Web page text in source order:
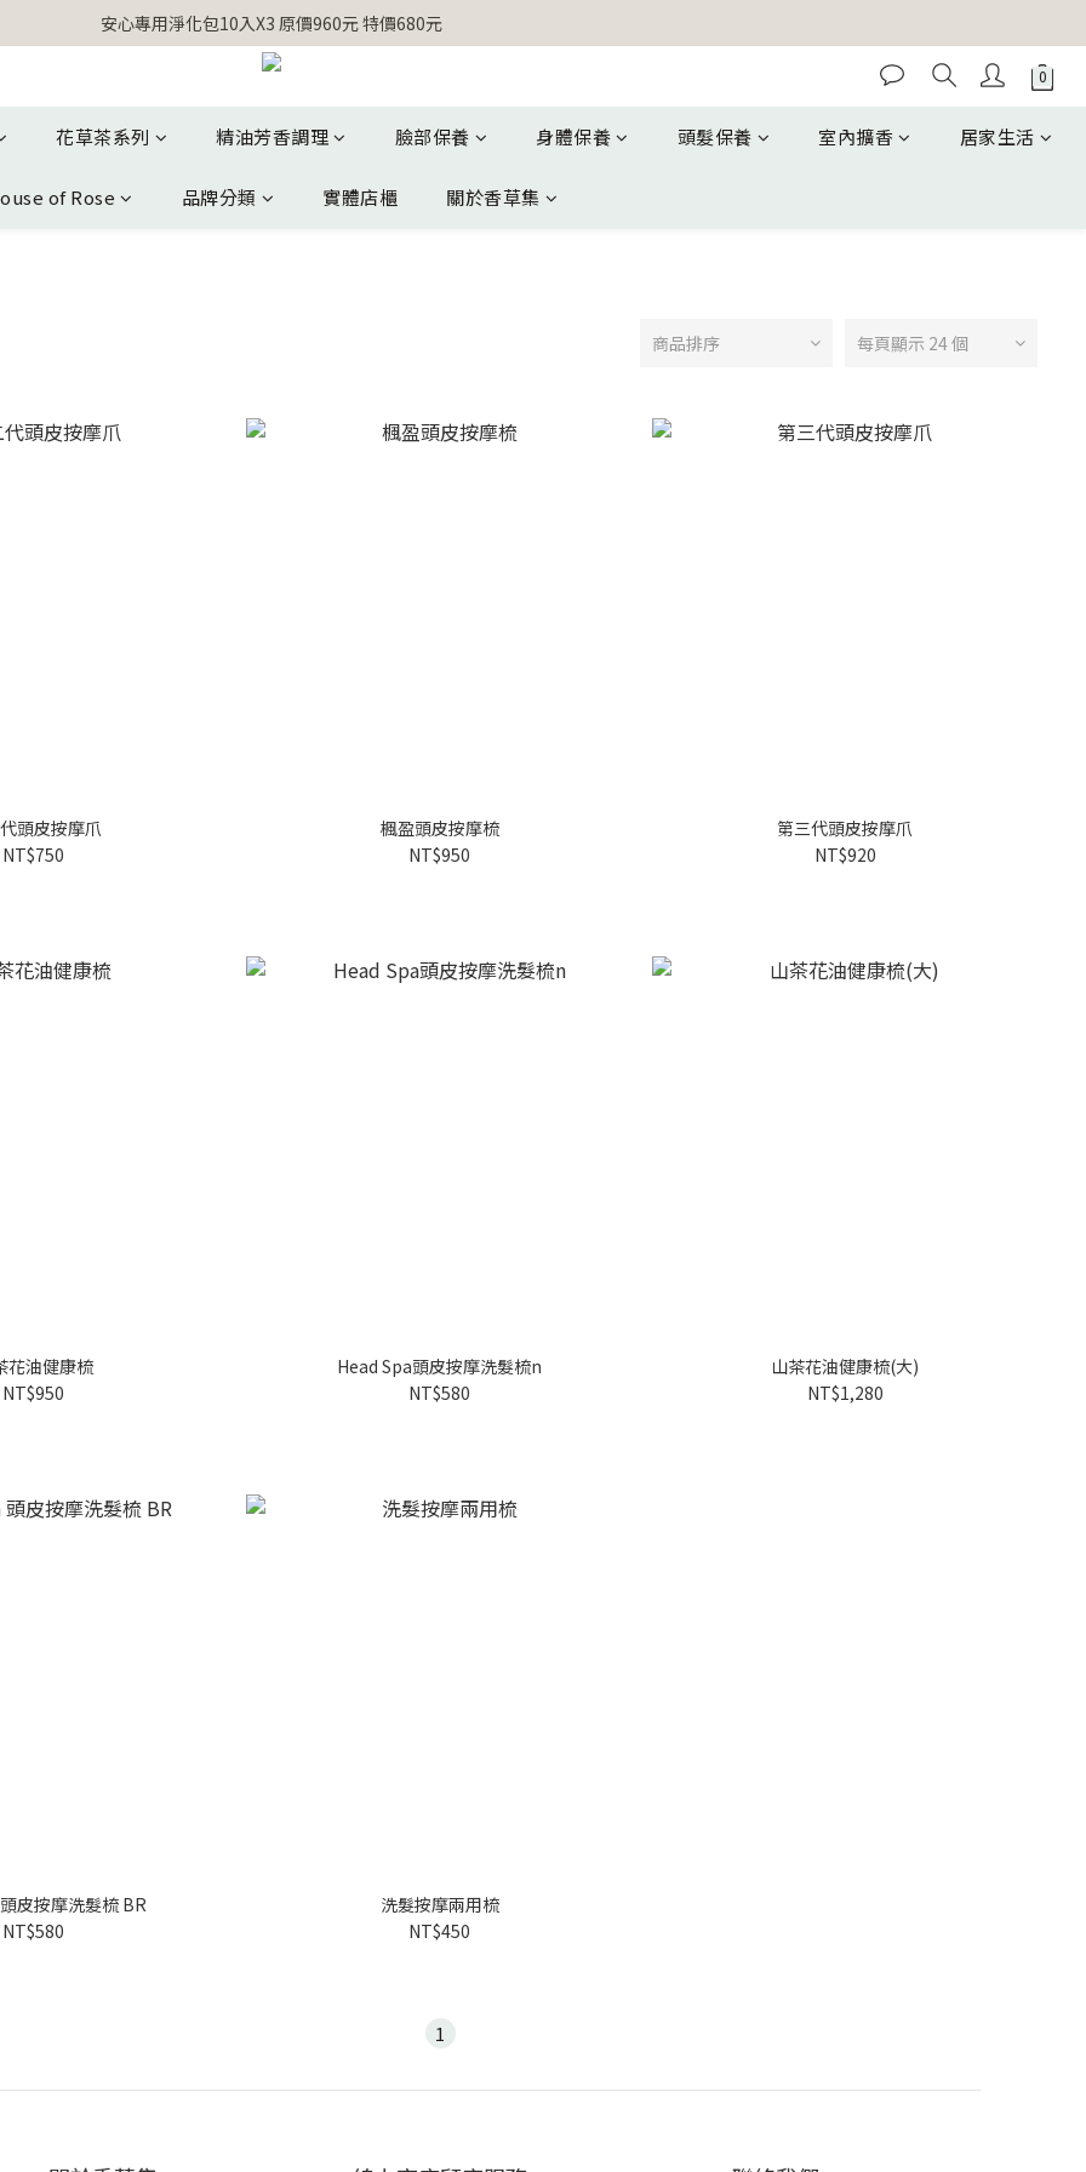
【官網獨家】首次消費 不限金額 即送 香遇熊超人行李吊牌
安心專用淨化包10入X3 原價960元 特價680元
氣場淨化全系列 66折起
花草茶系列 精油芳香調理 臉部保養 身體保養 頭髮保養 室內擴香 居家生活
of Rose 品牌分類 實體店櫃 關於香草集
商品排序 每頁顯示 24 個
頭皮按摩爪
NT$750
楓盈頭皮按摩梳
NT$950
第三代頭皮按摩爪
NT$920
花油健康梳
NT$950
Head Spa頭皮按摩洗髮梳n
NT$580
山茶花油健康梳(大)
NT$1,280
皮按摩洗髮梳 BR
NT$580
洗髮按摩兩用梳
NT$450
1